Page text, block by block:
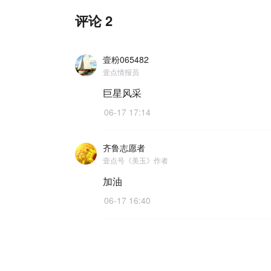
评论 2
壹粉065482
壹点情报员
巨星风采
06-17 17:14
齐鲁志愿者
壹点号《美玉》作者
加油
06-17 16:40